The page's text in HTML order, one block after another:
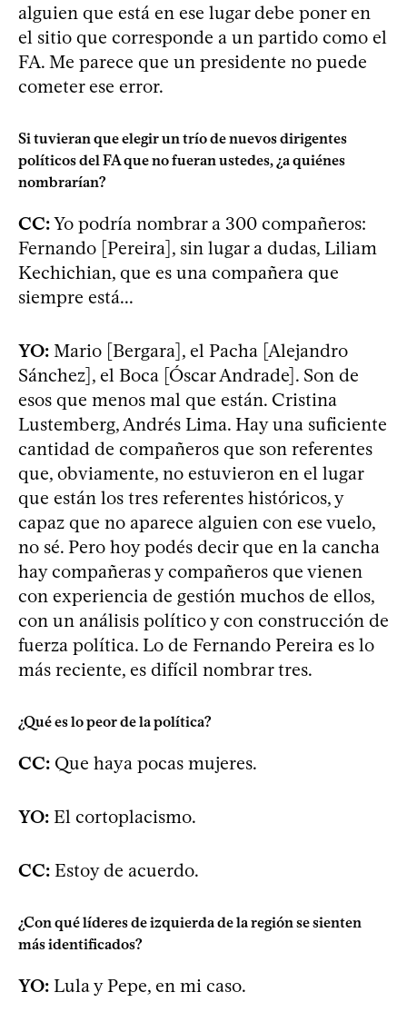
alguien que está en ese lugar debe poner en
el sitio que corresponde a un partido como el
FA. Me parece que un presidente no puede
cometer ese error.
Si tuvieran que elegir un trío de nuevos dirigentes
políticos del FA que no fueran ustedes, ¿a quiénes
nombrarían?
CC:Yo podría nombrar a 300 compañeros:
Fernando [Pereira], sin lugar a dudas, Liliam
Kechichian, que es una compañera que
siempre está...
YO: Mario [Bergara], el Pacha [Alejandro
Sánchez], el Boca [Óscar Andrade]. Son de
esos que menos mal que están. Cristina
Lustemberg, Andrés Lima. Hay una suficiente
cantidad de compañeros que son referentes
que, obviamente, no estuvieron en el lugar
que están los tres referentes históricos, y
capaz que no aparece alguien con ese vuelo,
no sé. Pero hoy podés decir que en la cancha
hay compañeras y compañeros que vienen
con experiencia de gestión muchos de ellos,
con un análisis político y con construcción de
fuerza política. Lo de Fernando Pereira es lo
más reciente, es difícil nombrar tres.
¿Qué es lo peor de la política?
CC: Que haya pocas mujeres.
YO: El cortoplacismo.
CC: Estoy de acuerdo.
¿Con qué líderes de izquierda de la región se sienten
más identificados?
YO: Lula y Pepe, en mi caso.